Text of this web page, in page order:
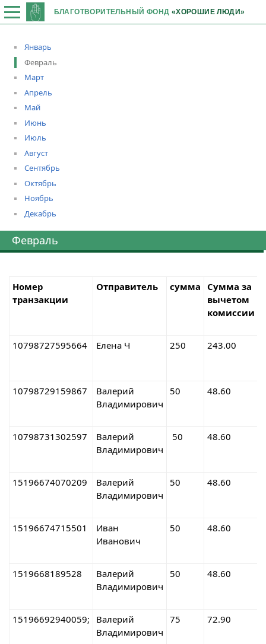
БЛАГОТВОРИТЕЛЬНЫЙ ФОНД «ХОРОШИЕ ЛЮДИ»
Январь
Февраль
Март
Апрель
Май
Июнь
Июль
Август
Сентябрь
Октябрь
Ноябрь
Декабрь
Февраль
Номер
транзакции
Отправитель сумма Сумма за
вычетом
комиссии
10798727595664 Елена Ч 250 243.00
10798729159867
Валерий
Владимирович
50 48.60
10798731302597
Валерий
Владимирович
50 48.60
15196674070209
Валерий
Владимирович
50 48.60
15196674715501
Иван
Иванович
50 48.60
1519668189528
Валерий
Владимирович
50 48.60
15196692940059;
Валерий
Владимирович
75 72.90